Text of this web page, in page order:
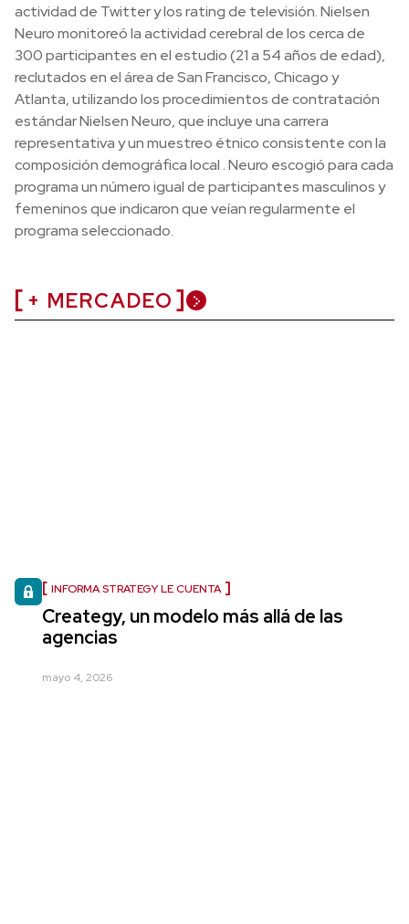
actividad de Twitter y los rating de televisión. Nielsen
Neuro monitoreó la actividad cerebral de los cerca de
300 participantes en el estudio (21 a 54 años de edad),
reclutados en el área de San Francisco, Chicago y
Atlanta, utilizando los procedimientos de contratación
estándar Nielsen Neuro, que incluye una carrera
representativa y un muestreo étnico consistente con la
composición demográfica local . Neuro escogió para cada
programa un número igual de participantes masculinos y
femeninos que indicaron que veían regularmente el
programa seleccionado.
+ MERCADEO
INFORMA STRATEGY LE CUENTA
Creategy, un modelo más allá de las
agencias
mayo 4, 2026